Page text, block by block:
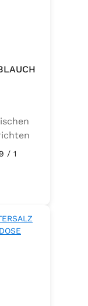
100
für
%
/ 1